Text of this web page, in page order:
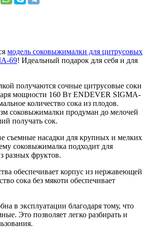
модель соковыжималки для цитрусовых
69! Идеальный подарок для себя и для
получаются сочные цитрусовые соки
мощности 160 Вт ENDEVER SIGMA-
количество сока из плодов.
соковыжималки продуман до мелочей
получать сок.
съемные насадки для крупных и мелких
соковыжималка подходит для
разных фруктов.
обеспечивает корпус из нержавеющей
сока без мякоти обеспечивает
в эксплуатации благодаря тому, что
Это позволяет легко разбирать и